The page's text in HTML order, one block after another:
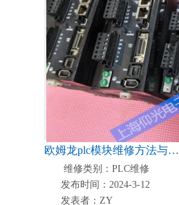
欧姆龙plc模块维修方法与常见五个故障
维修类别：PLC维修
发布时间：2024-3-12
发表者：ZY